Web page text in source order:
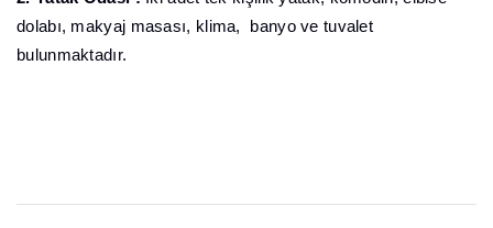
dolabı, makyaj masası, klima, banyo ve tuvalet
bulunmaktadır.